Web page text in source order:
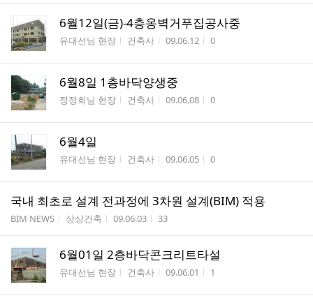
6월12일(금)-4층옹벽거푸집공사중
게시판명
유대선님 현장 작성자
건축사 작성시간
09.06.12 조회수
0
6월8일 1층바닥양생중
게시판명
정정희님 현장 작성자
건축사 작성시간
09.06.08 조회수
0
6월4일
게시판명
유대선님 현장 작성자
건축사 작성시간
09.06.05 조회수
0
국내 최초로 설계 전과정에 3차원 설계(BIM) 적용
게시판명
BIM NEWS 작성자
상상건축 작성시간
09.06.03 조회수
33
6월01일 2층바닥콘크리트타설
게시판명
유대선님 현장 작성자
건축사 작성시간
09.06.01 조회수
1